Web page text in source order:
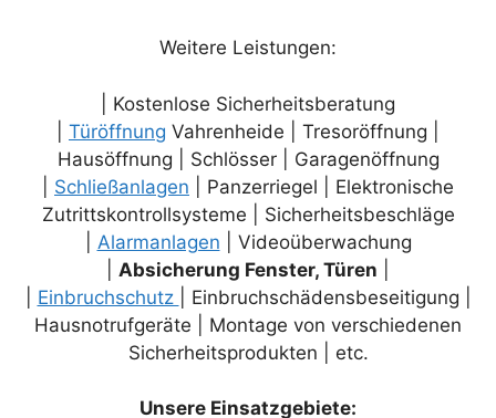
Weitere Leistungen:
| Kostenlose Sicherheitsberatung
Türöffnung Vahrenheide | Tresoröffnung |
Hausöffnung | Schlösser | Garagenöffnung
Schließanlagen | Panzerriegel | Elektronische
Zutrittskontrollsysteme | Sicherheitsbeschläge
Alarmanlagen | Videoüberwachung
Absicherung Fenster, Türen
Einbruchschutz
| Einbruchschädensbeseitigung |
Hausnotrufgeräte | Montage von verschiedenen
Sicherheitsprodukten | etc.
Unsere Einsatzgebiete: